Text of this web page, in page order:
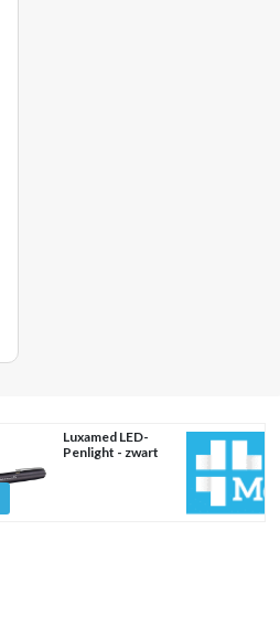
Luxamed LED-
Penlight - zwart